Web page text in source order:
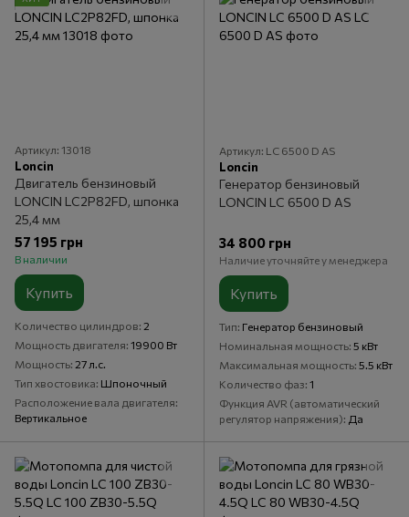
Артикул: 13018
Loncin
Двигатель бензиновый
LONCIN LC2Р82FD, шпонка
25,4 мм
57 195 грн
В наличии
Купить
Количество цилиндров 2
Мощность двигателя 19900 Вт
Мощность 27 л.с.
Тип хвостовика Шпоночный
Расположение вала двигателя
Вертикальное
Артикул: LC 6500 D AS
Loncin
Генератор бензиновый
LONCIN LC 6500 D AS
34 800 грн
Наличие уточняйте у менеджера
Купить
Тип Генератор бензиновый
Номинальная мощность 5 кВт
Максимальная мощность 5.5 кВт
Количество фаз 1
Функция AVR (автоматический
регулятор напряжения) Да